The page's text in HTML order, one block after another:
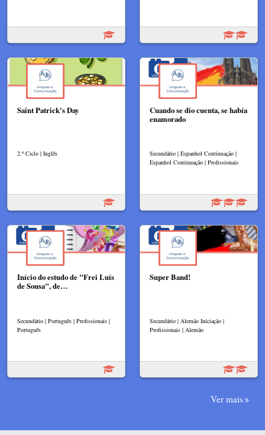
Saint Patrick's Day
2.º Ciclo | Inglês
Cuando se dio cuenta, se había
enamorado
Secundário | Espanhol Continuação |
Espanhol Continuação | Profissionais
Início do estudo de "Frei Luís
de Sousa", de…
Secundário | Português | Profissionais |
Português
Super Band!
Secundário | Alemão Iniciação |
Profissionais | Alemão
Ver mais